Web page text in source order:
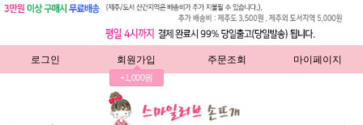
로그인 회원가입
+1,000원
주문조회 마이페이지